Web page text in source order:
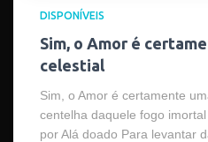
DISPONÍVEIS
Sim, o Amor é
celestial
Sim, o Amor é certamente
centelha daquele fogo
por Alá doado Para levantar